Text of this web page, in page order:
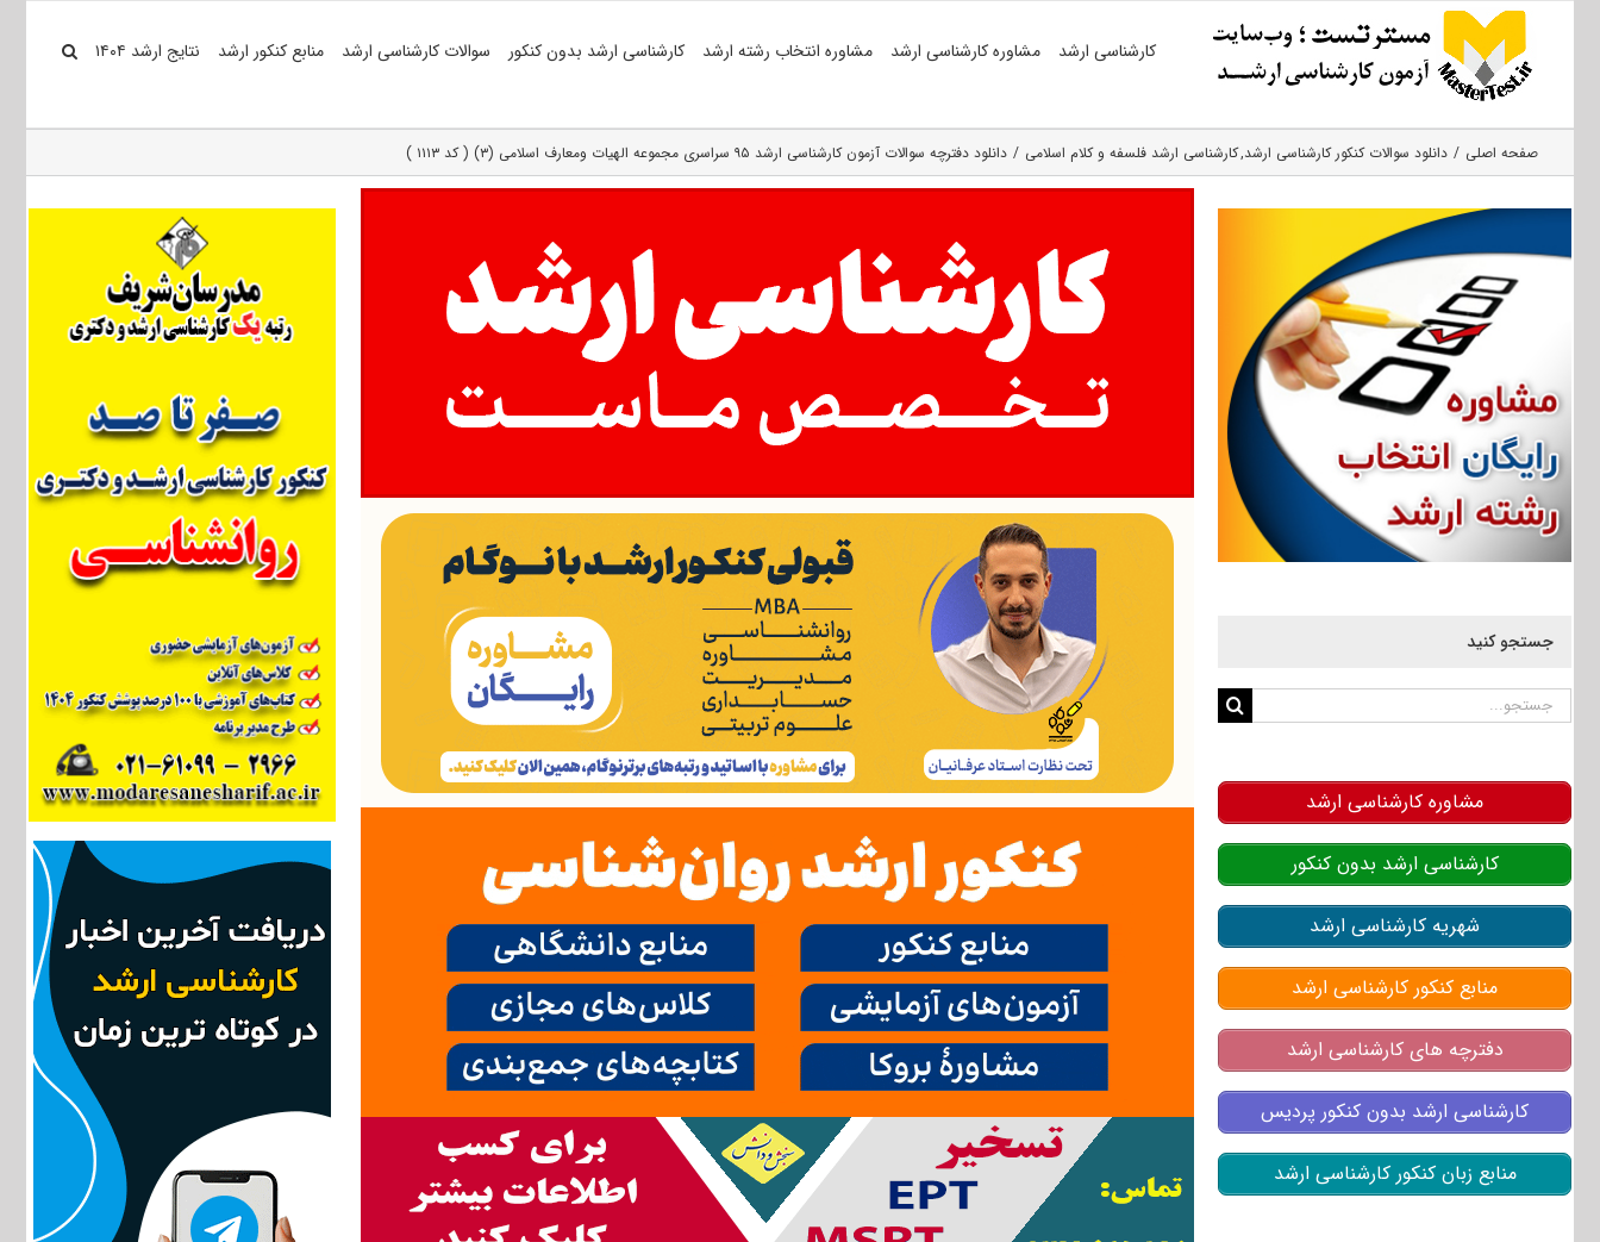
کارشناسی ارشد مشاوره کارشناسی ارشد مشاوره انتخاب رشته ارشد کارشناسی ارشد بدون کنکور سوالات کارشناسی ارشد منابع کنکور ارشد نتایج ارشد ۱۴۰۴
صفحه اصلی دانلود سوالات کنکور کارشناسی ارشد کارشناسی ارشد فلسفه و کلام اسلامی دانلود دفترچه سوالات آزمون کارشناسی ارشد ۹۵ سراسری مجموعه الهیات ومعارف اسلامی (۳) ( کد ۱۱۱۳ )
جستجو کنید
جستجو
مشاوره کارشناسی ارشد
کارشناسی ارشد بدون کنکور
شهریه کارشناسی ارشد
منابع کنکور کارشناسی ارشد
دفترچه های کارشناسی ارشد
کارشناسی ارشد بدون کنکور پردیس
منابع زبان کنکور کارشناسی ارشد